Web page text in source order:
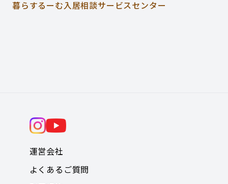
暮らするーむ入居相談サービスセンター
運営会社
よくあるご質問